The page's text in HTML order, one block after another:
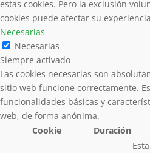
estas cookies. Pero la exclusión
cookies puede afectar su
Necesarias
Necesarias
Siempre activado
Las cookies necesarias son
sitio web funcione correctamente.
funcionalidades básicas y
web, de forma anónima.
Cookie
Duración